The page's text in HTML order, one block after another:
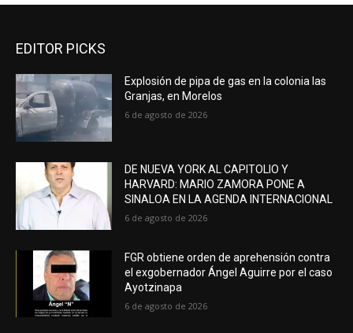
EDITOR PICKS
Explosión de pipa de gas en la colonia las
Granjas, en Morelos
6 de agosto de 2026
DE NUEVA YORK AL CAPITOLIO Y
HARVARD: MARIO ZAMORA PONE A
SINALOA EN LA AGENDA INTERNACIONAL
6 de agosto de 2026
FGR obtiene orden de aprehensión contra
el exgobernador Ángel Aguirre por el caso
Ayotzinapa
6 de agosto de 2026